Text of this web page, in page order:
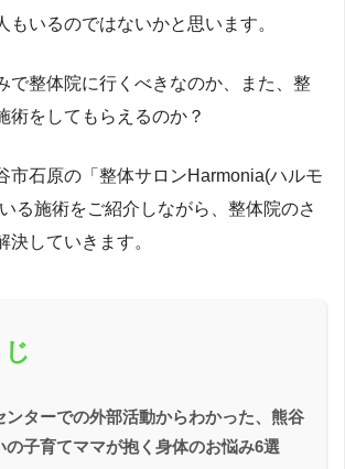
もいるのではないかと思います。
で整体院に行くべきなのか、また、整
術をしてもらえるのか？
市石原の「整体サロンHarmonia(ハルモ
る施術をご紹介しながら、整体院のさ
決していきます。
ンターでの外部活動からわかった、熊谷
の子育てママが抱く身体のお悩み6選